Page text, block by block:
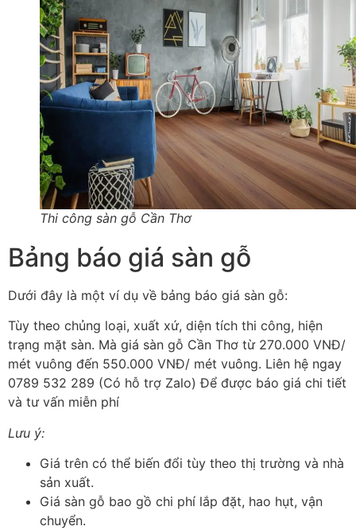
Thi công sàn gỗ Cần Thơ
Bảng báo giá sàn gỗ
Dưới đây là một ví dụ về bảng báo giá sàn gỗ:
Tùy theo chủng loại, xuất xứ, diện tích thi công, hiện
trạng mặt sàn. Mà giá sàn gỗ Cần Thơ từ 270.000 VNĐ/
mét vuông đến 550.000 VNĐ/ mét vuông. Liên hệ ngay
0789 532 289 (Có hỗ trợ Zalo) Để được báo giá chi tiết
và tư vấn miễn phí
Lưu ý:
Giá trên có thể biến đổi tùy theo thị trường và nhà
sản xuất.
Giá sàn gỗ bao gồ chi phí lắp đặt, hao hụt, vận
chuyển.